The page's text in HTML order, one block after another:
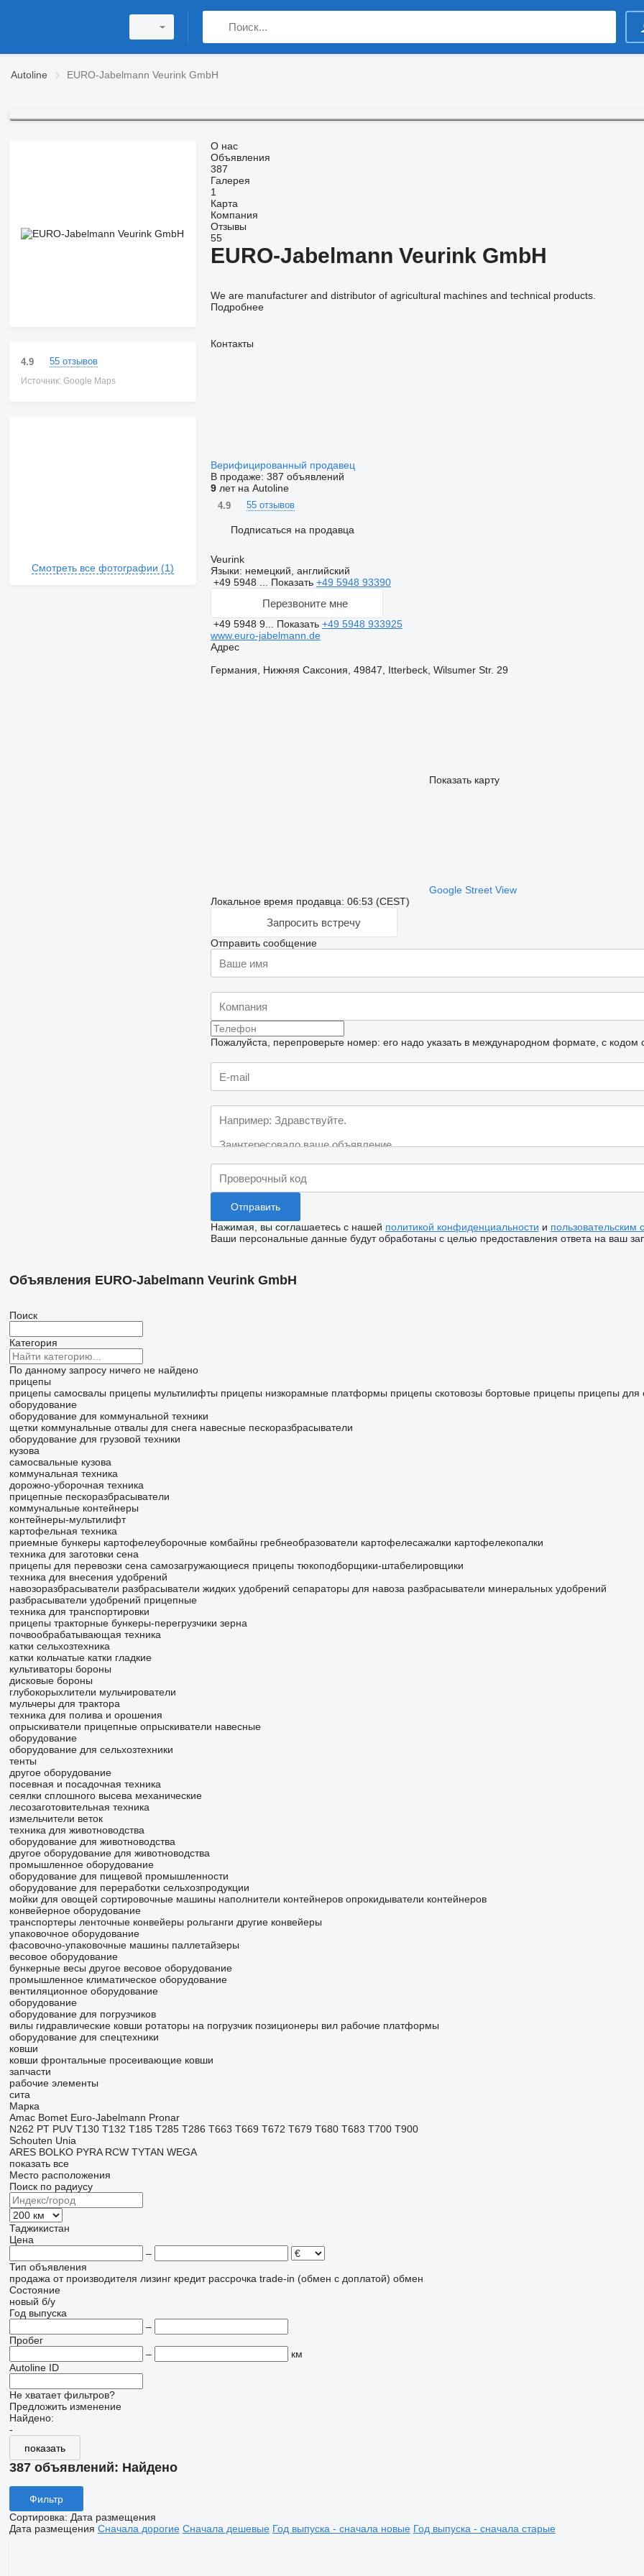
Autoline EURO-Jabelmann Veurink GmbH
4.9 55 отзывов
Источник: Google Maps
Смотреть все фотографии (1)
О нас
Объявления
387
Галерея
1
Карта
Компания
Отзывы
55
EURO-Jabelmann Veurink GmbH
We are manufacturer and distributor of agricultural machines and technical products.
Подробнее
Контакты
Верифицированный продавец
В продаже: 387 объявлений
9лет на Autoline
4.9 55 отзывов
Подписаться на продавца
Veurink
Языки: немецкий, английский
+49 5948 ... Показать +49 5948 93390
Перезвоните мне
+49 5948 9... Показать +49 5948 933925
www.euro-jabelmann.de
Адрес
Германия, Нижняя Саксония, 49847, Itterbeck, Wilsumer Str. 29
Показать карту
Google Street View
Локальное время продавца: 06:53 (CEST)
Запросить встречу
Отправить сообщение
Пожалуйста, перепроверьте номер: его надо указать в международном формате, с кодом
Нажимая, вы соглашаетесь с нашей политикой конфиденциальности и пользовательским
Ваши персональные данные будут обработаны с целью предоставления ответа на ваш
Объявления EURO-Jabelmann Veurink GmbH
Поиск
Категория
По данному запросу ничего не найдено
прицепы
прицепы самосвалы прицепы мультилифты прицепы низкорамные платформы прицепы скотовозы бортовые прицепы прицепы для
оборудование
оборудование для коммунальной техники
щетки коммунальные отвалы для снега навесные пескоразбрасыватели
оборудование для грузовой техники
кузова
самосвальные кузова
коммунальная техника
дорожно-уборочная техника
прицепные пескоразбрасыватели
коммунальные контейнеры
контейнеры-мультилифт
картофельная техника
приемные бункеры картофелеуборочные комбайны гребнеобразователи картофелесажалки картофелекопалки
техника для заготовки сена
прицепы для перевозки сена самозагружающиеся прицепы тюкоподборщики-штабелировщики
техника для внесения удобрений
навозоразбрасыватели разбрасыватели жидких удобрений сепараторы для навоза разбрасыватели минеральных удобрений
разбрасыватели удобрений прицепные
техника для транспортировки
прицепы тракторные бункеры-перегрузчики зерна
почвообрабатывающая техника
катки сельхозтехника
катки кольчатые катки гладкие
культиваторы бороны
дисковые бороны
глубокорыхлители мульчирователи
мульчеры для трактора
техника для полива и орошения
опрыскиватели прицепные опрыскиватели навесные
оборудование
оборудование для сельхозтехники
тенты
другое оборудование
посевная и посадочная техника
сеялки сплошного высева механические
лесозаготовительная техника
измельчители веток
техника для животноводства
оборудование для животноводства
другое оборудование для животноводства
промышленное оборудование
оборудование для пищевой промышленности
оборудование для переработки сельхозпродукции
мойки для овощей сортировочные машины наполнители контейнеров опрокидыватели контейнеров
конвейерное оборудование
транспортеры ленточные конвейеры рольганги другие конвейеры
упаковочное оборудование
фасовочно-упаковочные машины паллетайзеры
весовое оборудование
бункерные весы другое весовое оборудование
промышленное климатическое оборудование
вентиляционное оборудование
оборудование
оборудование для погрузчиков
вилы гидравлические ковши ротаторы на погрузчик позиционеры вил рабочие платформы
оборудование для спецтехники
ковши
ковши фронтальные просеивающие ковши
запчасти
рабочие элементы
сита
Марка
Amac Bomet Euro-Jabelmann Pronar
N262 PT PUV T130 T132 T185 T285 T286 T663 T669 T672 T679 T680 T683 T700 T900
Schouten Unia
ARES BOLKO PYRA RCW TYTAN WEGA
показать все
Место расположения
Поиск по радиусу
Таджикистан
Цена
–
Тип объявления
продажа от производителя лизинг кредит рассрочка trade-in (обмен с доплатой) обмен
Состояние
новый б/у
Год выпуска
–
Пробег
–
км
Autoline ID
Не хватает фильтров?
Предложить изменение
Найдено:
-
показать
387 объявлений: Найдено
Фильтр
Сортировка: Дата размещения
Дата размещения Сначала дорогие Сначала дешевые Год выпуска - сначала новые Год выпуска - сначала старые